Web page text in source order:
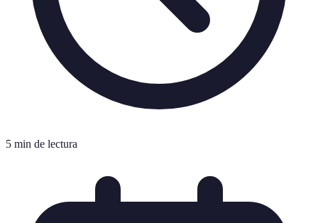
5 min de lectura